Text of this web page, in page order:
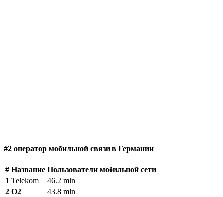
#2 оператор мобильной связи в Германии
# Название Пользователи мобильной сети
1 Telekom
46.2 mln
2 O2
43.8 mln